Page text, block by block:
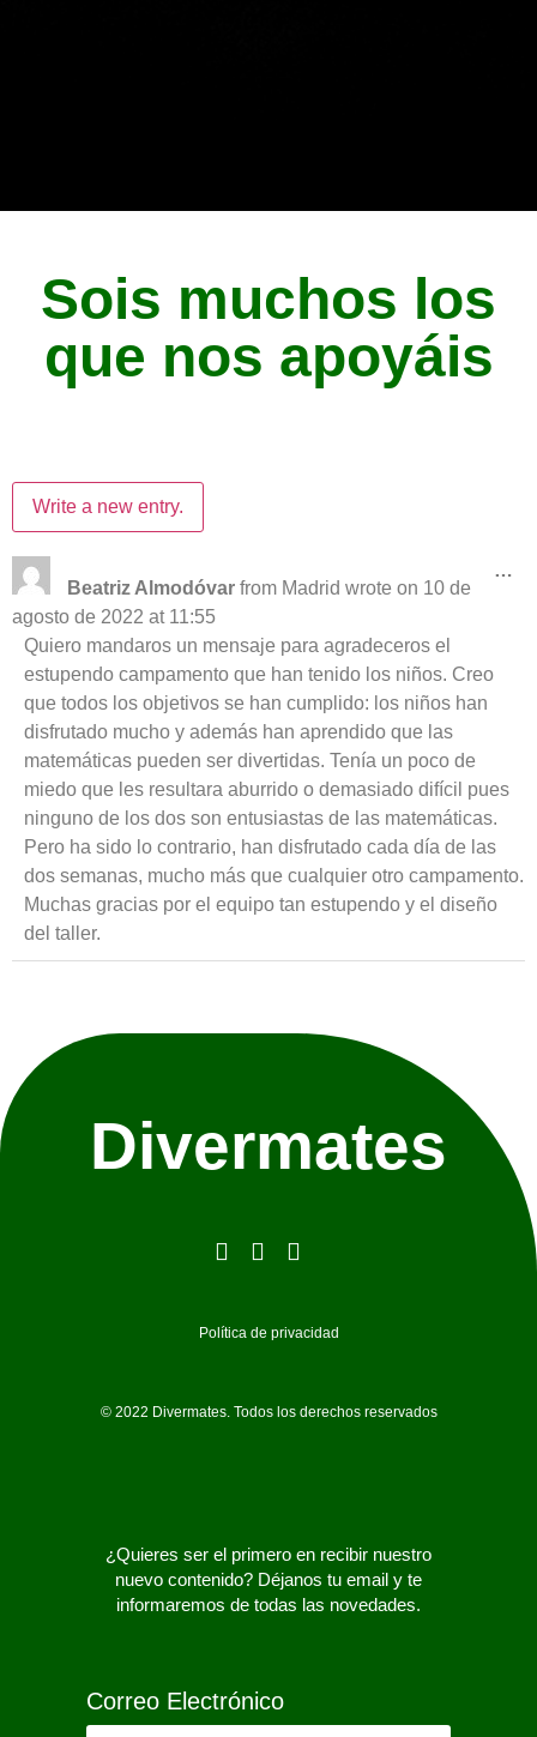
Sois muchos los
que nos apoyáis
Beatriz Almodóvar from Madrid wrote on 10 de
agosto de 2022 at 11:55
Quiero mandaros un mensaje para agradeceros el
estupendo campamento que han tenido los niños. Creo
que todos los objetivos se han cumplido: los niños han
disfrutado mucho y además han aprendido que las
matemáticas pueden ser divertidas. Tenía un poco de
miedo que les resultara aburrido o demasiado difícil pues
ninguno de los dos son entusiastas de las matemáticas.
Pero ha sido lo contrario, han disfrutado cada día de las
dos semanas, mucho más que cualquier otro campamento.
Muchas gracias por el equipo tan estupendo y el diseño
del taller.
…
Divermates
Política de privacidad
© 2022 Divermates. Todos los derechos reservados
¿Quieres ser el primero en recibir nuestro
nuevo contenido? Déjanos tu email y te
informaremos de todas las novedades.
Correo Electrónico